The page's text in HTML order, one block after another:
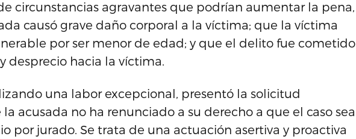
circunstancias agravantes que podrían aumentar la pena,
causó grave daño corporal a la víctima; que la víctima
por ser menor de edad; y que el delito fue cometido
desprecio hacia la víctima.
una labor excepcional, presentó la solicitud
acusada no ha renunciado a su derecho a que el caso sea
por jurado. Se trata de una actuación asertiva y proactiva